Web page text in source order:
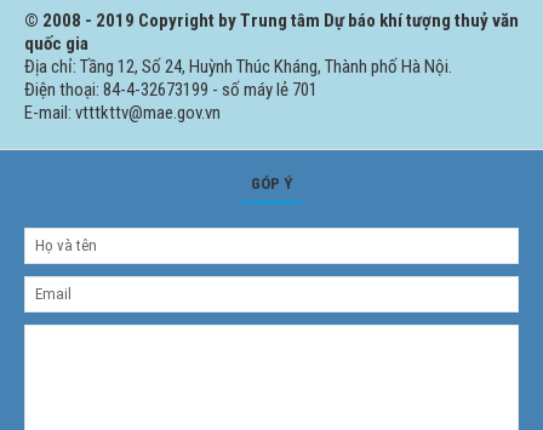
© 2008 - 2019 Copyright by Trung tâm Dự báo khí tượng thuỷ văn
quốc gia
Địa chỉ: Tầng 12, Số 24, Huỳnh Thúc Kháng, Thành phố Hà Nội.
Điện thoại: 84-4-32673199 - số máy lẻ 701
E-mail: vtttkttv@mae.gov.vn
GÓP Ý